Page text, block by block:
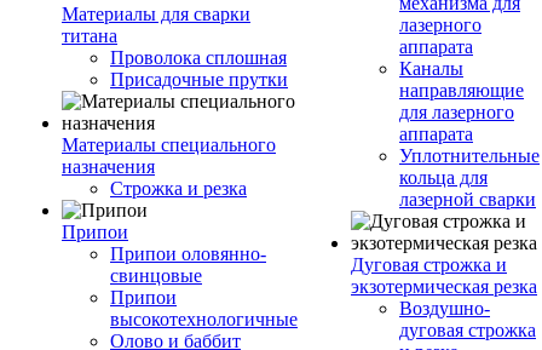
Материалы для сварки
титана
Проволока сплошная
Присадочные прутки
Материалы специального
назначения
Строжка и резка
Припои
Припои оловянно-
свинцовые
Припои
высокотехнологичные
Олово и баббит
лазерного
аппарата
Каналы
направляющие
для лазерного
аппарата
Уплотнительные
кольца для
лазерной сварки
Дуговая строжка и
экзотермическая резка
Воздушно-
дуговая строжка